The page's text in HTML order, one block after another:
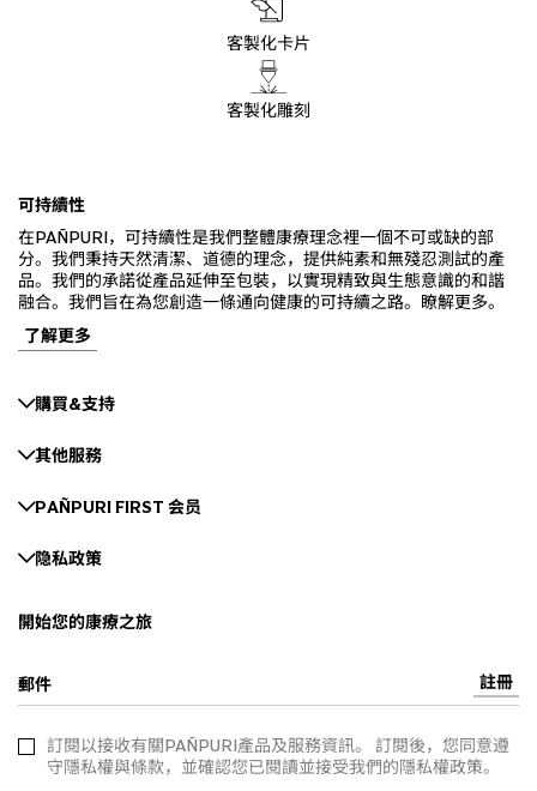
客製化卡片
客製化雕刻
可持續性
在PAÑPURI，可持續性是我們整體康療理念裡一個不可或缺的部
分。我們秉持天然清潔、道德的理念，提供純素和無殘忍測試的產
品。我們的承諾從產品延伸至包裝，以實現精致與生態意識的和諧
融合。我們旨在為您創造一條通向健康的可持續之路。瞭解更多。
了解更多
購買&支持
其他服務
PAÑPURI FIRST 会员
隐私政策
開始您的康療之旅
郵件 註冊
訂閱以接收有關PAÑPURI產品及服務資訊。 訂閱後，您同意遵
守隱私權與條款，並確認您已閱讀並接受我們的隱私權政策。